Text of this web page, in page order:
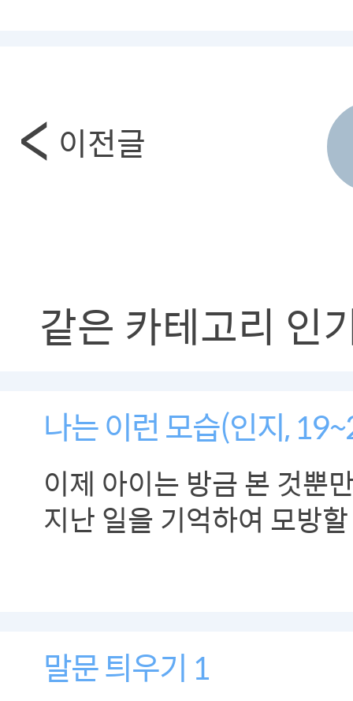
이전글
같은 카테고리 인
나는 이런 모습(인지,
이제 아이는 방금 본 것뿐
지난 일을 기억하여 모방
말문 틔우기 1